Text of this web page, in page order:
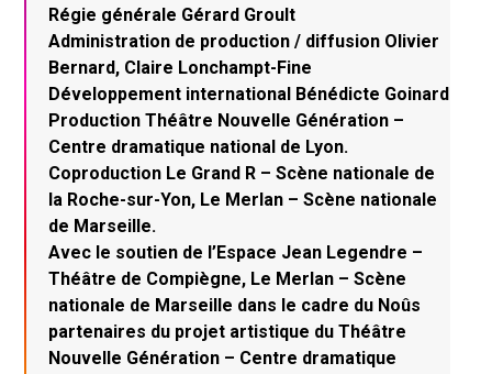
Régie générale Gérard Groult
Administration de production / diffusion Olivier
Bernard, Claire Lonchampt-Fine
Développement international Bénédicte Goinard
Production Théâtre Nouvelle Génération –
Centre dramatique national de Lyon.
Coproduction Le Grand R – Scène nationale de
la Roche-sur-Yon, Le Merlan – Scène nationale
de Marseille.
Avec le soutien de l’Espace Jean Legendre –
Théâtre de Compiègne, Le Merlan – Scène
nationale de Marseille dans le cadre du Noûs
partenaires du projet artistique du Théâtre
Nouvelle Génération – Centre dramatique